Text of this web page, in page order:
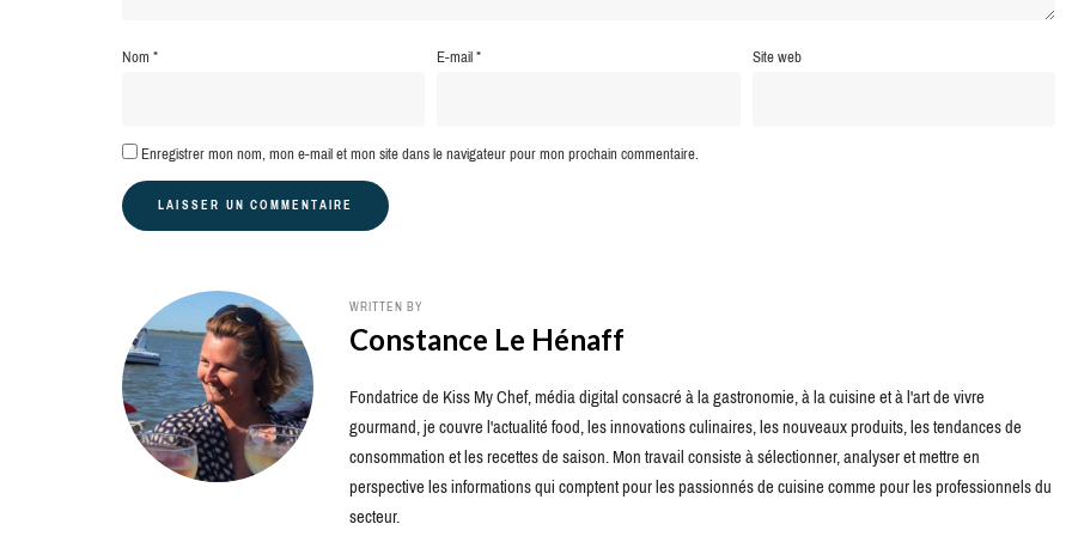
Nom* E-mail* Site web
Enregistrer mon nom, mon e-mail et mon site dans le navigateur pour mon prochain commentaire.
WRITTEN BY
Constance Le Hénaff
Fondatrice de Kiss My Chef, média digital consacré à la gastronomie, à la cuisine et à l'art de vivre
gourmand, je couvre l'actualité food, les innovations culinaires, les nouveaux produits, les tendances de
consommation et les recettes de saison. Mon travail consiste à sélectionner, analyser et mettre en
perspective les informations qui comptent pour les passionnés de cuisine comme pour les professionnels du
secteur.